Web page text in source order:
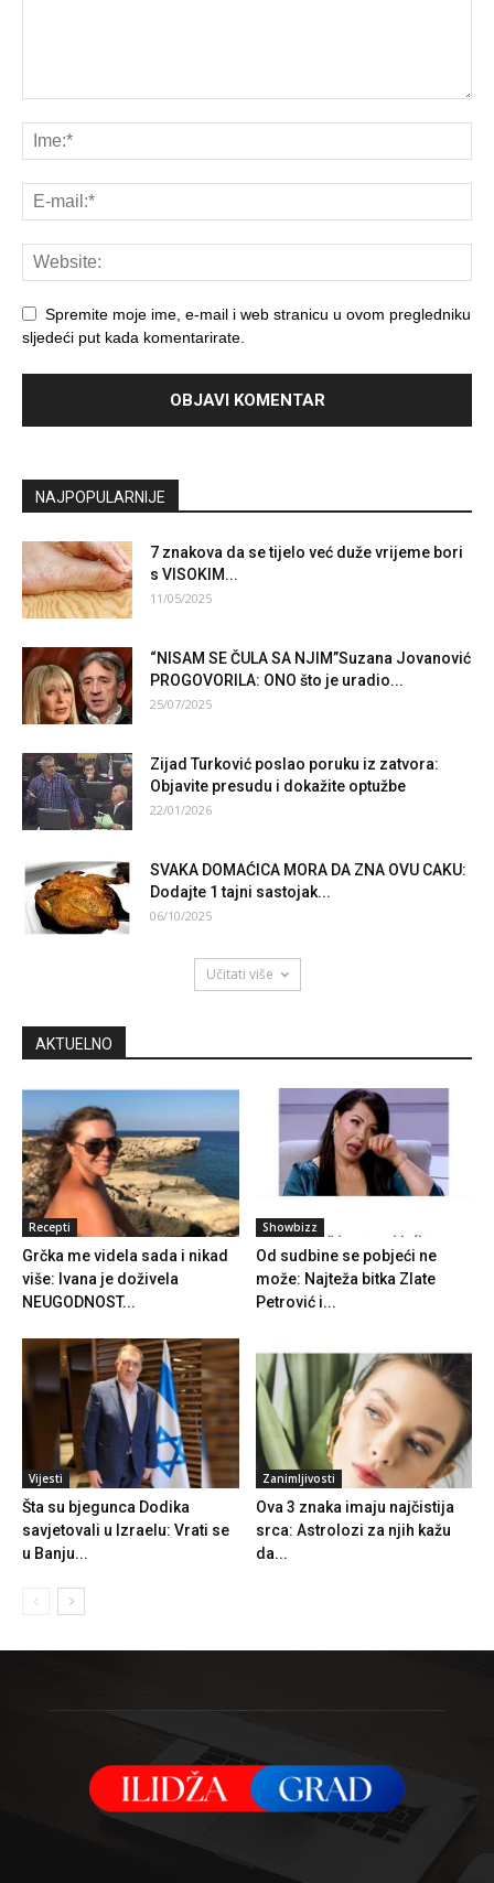
Spremite moje ime, e-mail i web stranicu u ovom pregledniku
sljedeći put kada komentarirate.
NAJPOPULARNIJE
7 znakova da se tijelo već duže vrijeme bori
s VISOKIM...
11/05/2025
“NISAM SE ČULA SA NJIM”Suzana Jovanović
PROGOVORILA: ONO što je uradio...
25/07/2025
Zijad Turković poslao poruku iz zatvora:
Objavite presudu i dokažite optužbe
22/01/2026
SVAKA DOMAĆICA MORA DA ZNA OVU CAKU:
Dodajte 1 tajni sastojak...
06/10/2025
Učitati više
AKTUELNO
Recepti
Grčka me videla sada i nikad
više: Ivana je doživela
NEUGODNOST...
Showbizz
Od sudbine se pobjeći ne
može: Najteža bitka Zlate
Petrović i...
Vijesti
Šta su bjegunca Dodika
savjetovali u Izraelu: Vrati se
u Banju...
Zanimljivosti
Ova 3 znaka imaju najčistija
srca: Astrolozi za njih kažu
da...